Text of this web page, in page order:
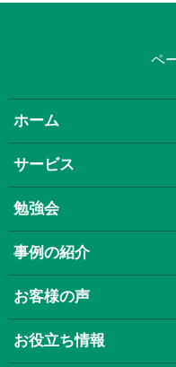
ペ
ホーム
サービス
勉強会
事例の紹介
お客様の声
お役立ち情報